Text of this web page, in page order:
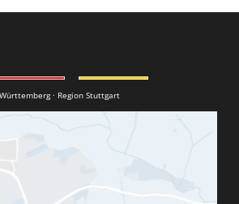
WEBSEITE
· Region Stuttgart